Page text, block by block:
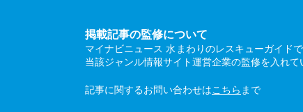
掲載記事の監修について
マイナビニュース 水まわりのレスキューガイド
当該ジャンル情報サイト運営企業の監修を入れて
記事に関するお問い合わせはこちら まで